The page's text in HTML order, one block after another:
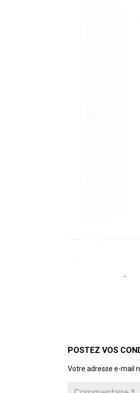
Votre adresse e-mail